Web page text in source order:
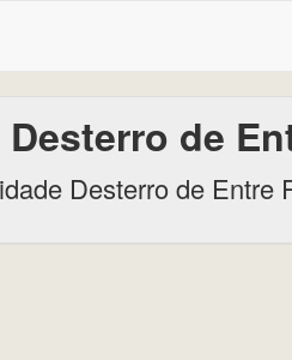
de
Desterro de Entre